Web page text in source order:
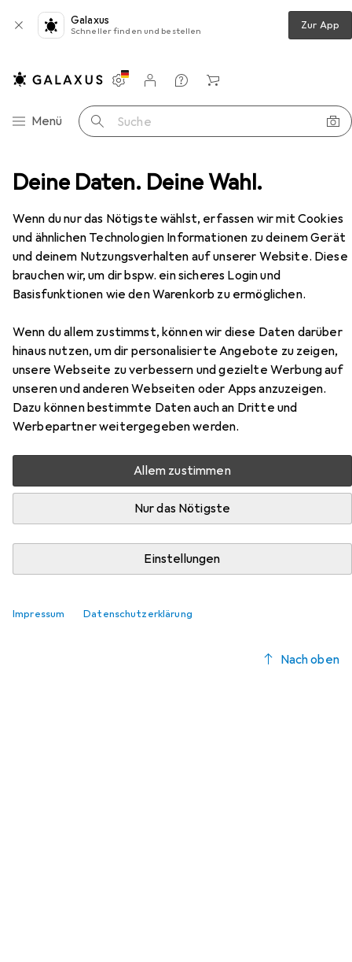
Deine Daten. Deine Wahl.
Wenn du nur das Nötigste wählst, erfassen wir mit Cookies
und ähnlichen Technologien Informationen zu deinem Gerät
und deinem Nutzungsverhalten auf unserer Website. Diese
brauchen wir, um dir bspw. ein sicheres Login und
Basisfunktionen wie den Warenkorb zu ermöglichen.
Wenn du allem zustimmst, können wir diese Daten darüber
hinaus nutzen, um dir personalisierte Angebote zu zeigen,
unsere Webseite zu verbessern und gezielte Werbung auf
unseren und anderen Webseiten oder Apps anzuzeigen.
Dazu können bestimmte Daten auch an Dritte und
Werbepartner weitergegeben werden.
Allem zustimmen
Nur das Nötigste
Einstellungen
Impressum Datenschutzerklärung
Galaxus
Schneller finden und bestellen Zur App
Navigation nach Kategorien
Menü Suche
Einstellungen
Kundenkonto
Vergleichslisten
Merklisten
Warenkorb
Couchtisch + Beistelltisch vidaXL Madenau
vidaXL Madenau
68 x 50 x 43.50 cm
Zubehör für vidaXL Madenau
Hier findest du passendes Zubehör zum Produkt vidaXL
Madenau aus der Kategorie Möbelgleiter + Schutzpuffer.
Relevanz
Produktliste
Möbelgleiter + Schutzpuffer
Fix-o-mollTeppich-Gleiter
Teppichgleiter, 8 Stk.
Nach oben